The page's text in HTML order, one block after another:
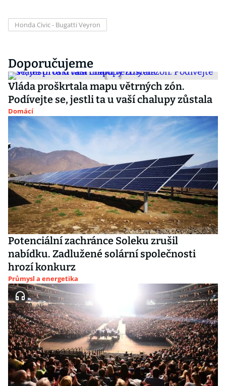
Honda Civic - Bugatti Veyron
Doporučujeme
Vláda proškrtala mapu větrných zón.
Podívejte se, jestli ta u vaší chalupy zůstala
Domácí
Potenciální zachránce Soleku zrušil
nabídku. Zadlužené solární společnosti
hrozí konkurz
Průmysl a energetika